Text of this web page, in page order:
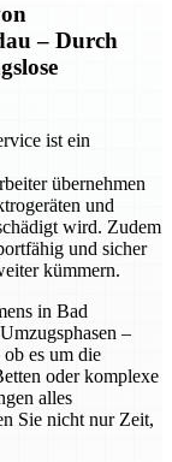
– Durch
ist ein
übernehmen
und
wird. Zudem
und sicher
kümmern.
in Bad
–
es um die
oder komplexe
alles
Sie nicht nur Zeit,